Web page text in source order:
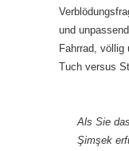
und
Fahrrad, völlig
Tuch versus
Als Sie
Şimşek